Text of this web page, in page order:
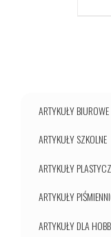
ARTYKUŁY BIUROWE
ARTYKUŁY SZKOLNE
ARTYKUŁY
ARTYKUŁY
ARTYKUŁY DLA